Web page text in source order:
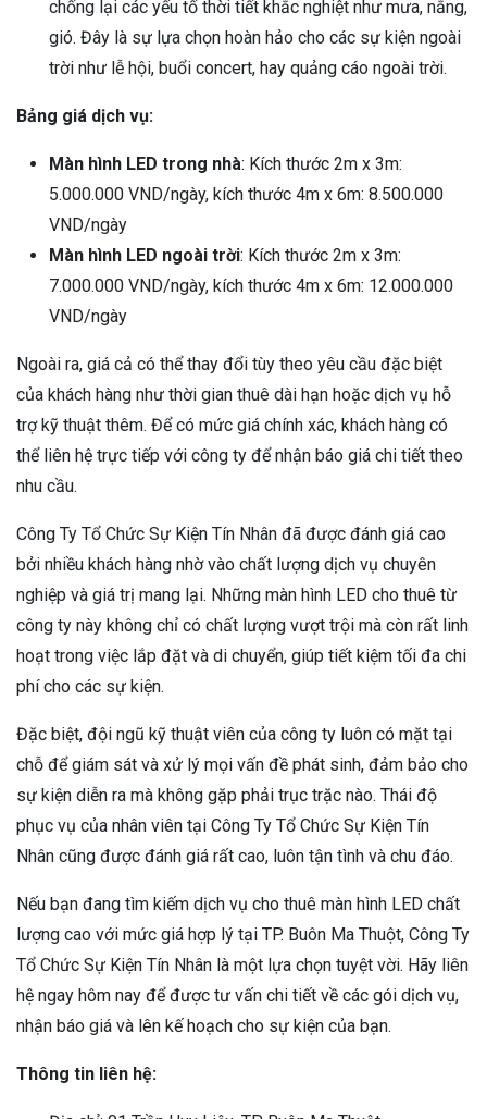
chống lại các yếu tố thời tiết khắc nghiệt như mưa, nắng,
gió. Đây là sự lựa chọn hoàn hảo cho các sự kiện ngoài
trời như lễ hội, buổi concert, hay quảng cáo ngoài trời.
Bảng giá dịch vụ:
Màn hình LED trong nhà: Kích thước 2m x 3m:
5.000.000 VND/ngày, kích thước 4m x 6m: 8.500.000
VND/ngày
Màn hình LED ngoài trời: Kích thước 2m x 3m:
7.000.000 VND/ngày, kích thước 4m x 6m: 12.000.000
VND/ngày
Ngoài ra, giá cả có thể thay đổi tùy theo yêu cầu đặc biệt
của khách hàng như thời gian thuê dài hạn hoặc dịch vụ hỗ
trợ kỹ thuật thêm. Để có mức giá chính xác, khách hàng có
thể liên hệ trực tiếp với công ty để nhận báo giá chi tiết theo
nhu cầu.
Công Ty Tổ Chức Sự Kiện Tín Nhân đã được đánh giá cao
bởi nhiều khách hàng nhờ vào chất lượng dịch vụ chuyên
nghiệp và giá trị mang lại. Những màn hình LED cho thuê từ
công ty này không chỉ có chất lượng vượt trội mà còn rất linh
hoạt trong việc lắp đặt và di chuyển, giúp tiết kiệm tối đa chi
phí cho các sự kiện.
Đặc biệt, đội ngũ kỹ thuật viên của công ty luôn có mặt tại
chỗ để giám sát và xử lý mọi vấn đề phát sinh, đảm bảo cho
sự kiện diễn ra mà không gặp phải trục trặc nào. Thái độ
phục vụ của nhân viên tại Công Ty Tổ Chức Sự Kiện Tín
Nhân cũng được đánh giá rất cao, luôn tận tình và chu đáo.
Nếu bạn đang tìm kiếm dịch vụ cho thuê màn hình LED chất
lượng cao với mức giá hợp lý tại TP. Buôn Ma Thuột, Công Ty
Tổ Chức Sự Kiện Tín Nhân là một lựa chọn tuyệt vời. Hãy liên
hệ ngay hôm nay để được tư vấn chi tiết về các gói dịch vụ,
nhận báo giá và lên kế hoạch cho sự kiện của bạn.
Thông tin liên hệ: